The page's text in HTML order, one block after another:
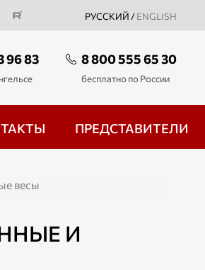
РУССКИЙ / ENGLISH
96 83 8 800 555 65 30
бесплатно по России
ПРЕДСТАВИТЕЛИ
весы
И